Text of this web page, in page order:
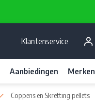
Klantenservice
Aanbiedingen Merken
Coppens en Skretting pellets